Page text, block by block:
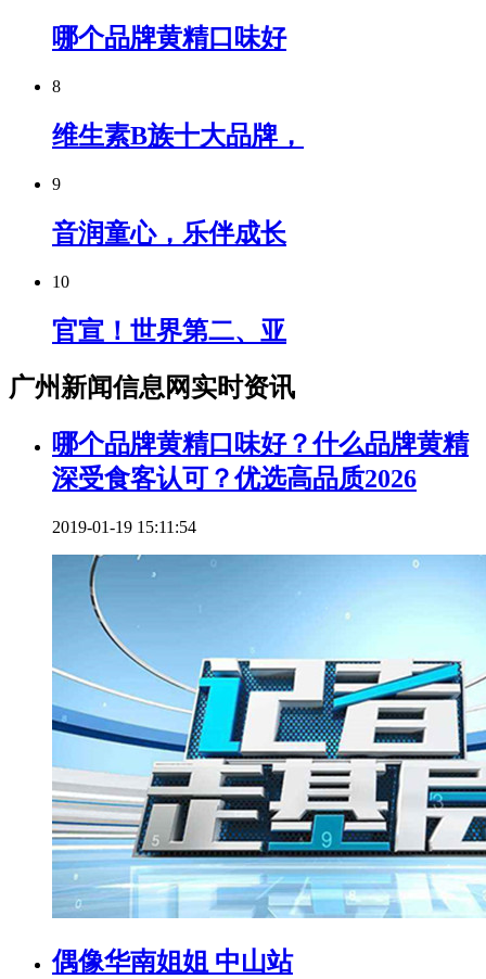
哪个品牌黄精口味好
8
维生素B族十大品牌，
9
音润童心，乐伴成长
10
官宣！世界第二、亚
广州新闻信息网实时资讯
哪个品牌黄精口味好？什么品牌黄精
深受食客认可？优选高品质2026
2019-01-19 15:11:54
偶像华南姐姐 中山站